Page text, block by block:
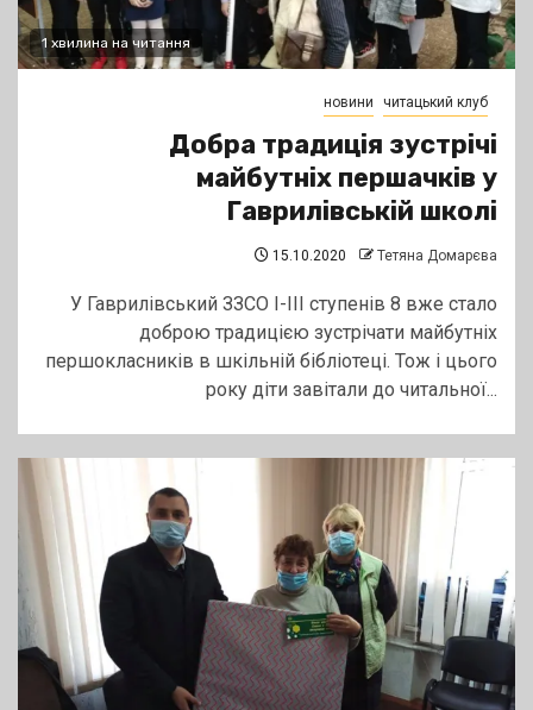
1 хвилина на читання
новини читацький клуб
Добра традиція зустрічі
майбутніх першачків у
Гаврилівській школі
15.10.2020 Тетяна Домарєва
У Гаврилівський ЗЗСО І-ІІІ ступенів 8 вже стало
доброю традицією зустрічати майбутніх
першокласників в шкільній бібліотеці. Тож і цього
року діти завітали до читальної...